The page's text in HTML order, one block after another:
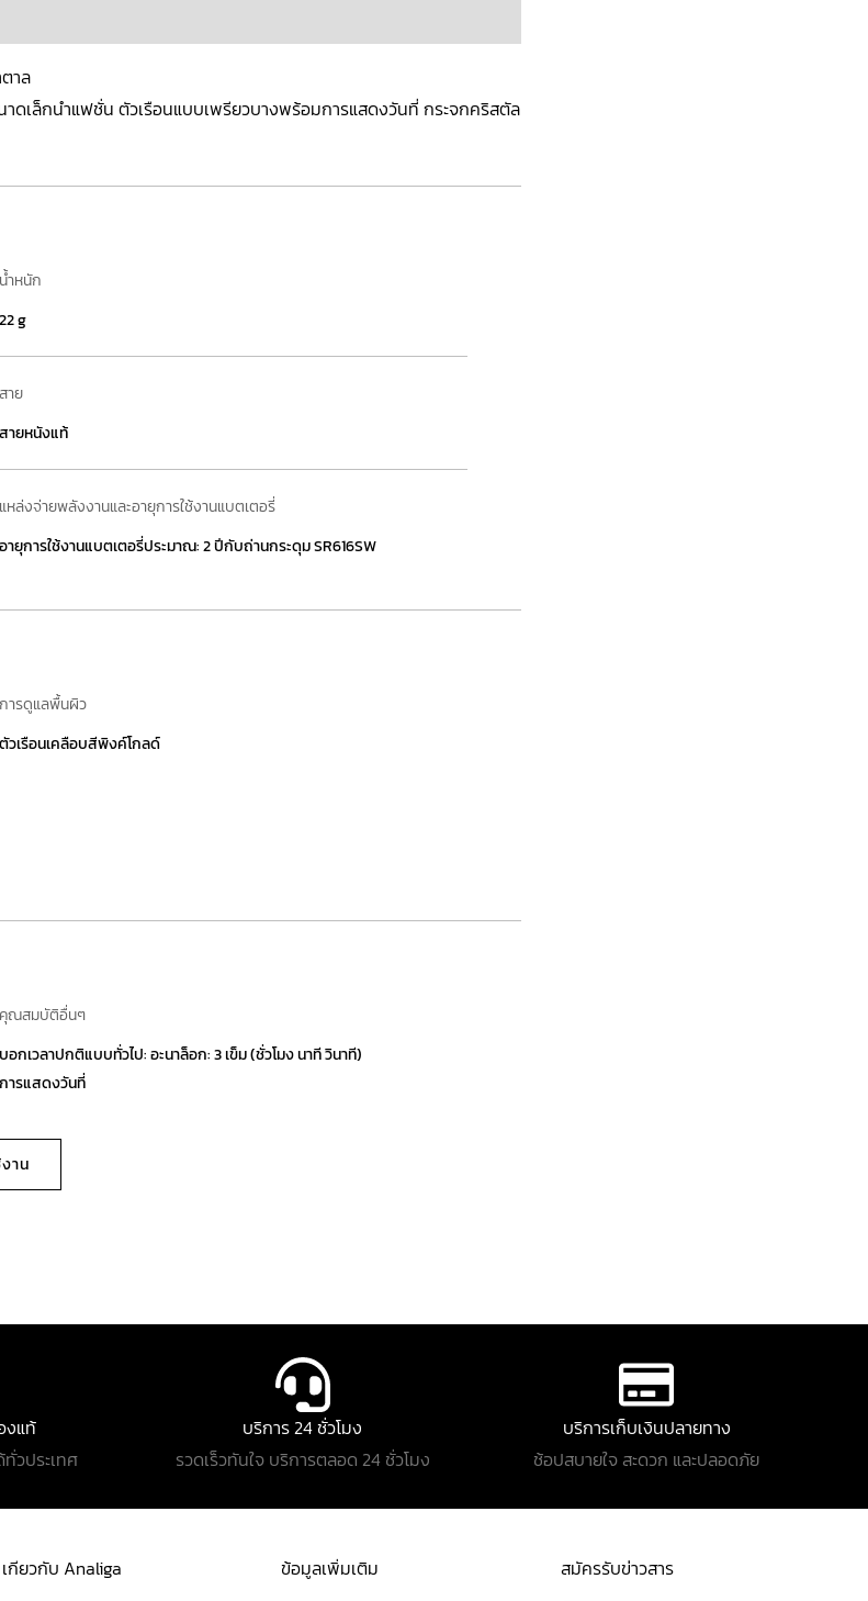
าล
ดเล็กนำแฟชั่น ตัวเรือนแบบเพรียวบางพร้อมการแสดงวันที่ กระจกคริสตัล
น้ำหนัก
22 g
สาย
สายหนังแท้
แหล่งจ่ายพลังงานและอายุการใช้งานแบตเตอรี่
อายุการใช้งานแบตเตอรี่ประมาณ: 2 ปีกับถ่านกระดุม SR616SW
การดูแลพื้นผิว
ตัวเรือนเคลือบสีพิงค์โกลด์
คุณสมบัติอื่นๆ
บอกเวลาปกติแบบทั่วไป: อะนาล็อก: 3 เข็ม (ชั่วโมง นาที วินาที)
การแสดงวันที่
าน
งแท้
วประเทศ
บริการ 24 ชั่วโมง
รวดเร็วทันใจ บริการตลอด 24 ชั่วโมง
บริการเก็บเงินปลายทาง
ช้อปสบายใจ สะดวก และปลอดภัย
เกียวกับ Analiga
ข้อมูลเพิ่มเติม
สมัครรับข่าวสาร